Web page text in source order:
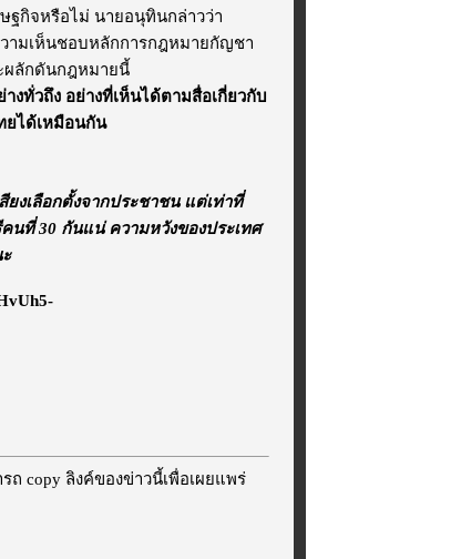
ฐกิจหรือไม่ นายอนุทินกล่าวว่า
ามเห็นชอบหลักการกฎหมายกัญชา
ผลักดันกฎหมายนี้
ทั่วถึง อย่างที่เห็นได้ตามสื่อเกี่ยวกับ
ยได้เหมือนกัน
งเลือกตั้งจากประชาชน แต่เท่าที่
นที่ 30 กันแน่ ความหวังของประเทศ
ถ copy ลิงค์ของข่าวนี้เพื่อเผยแพร่